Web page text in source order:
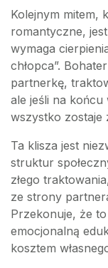
Kolejnym mitem,
romantyczne,
wymaga
chłopca”.
partnerkę,
ale jeśli na końcu
wszystko zostaje
Ta klisza jest
struktur
złego
ze strony
Przekonuje, że
emocjonalną
kosztem